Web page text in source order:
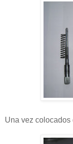
Una vez